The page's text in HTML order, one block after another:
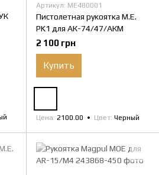
Артикул: ME480001
Пистолетная рукоятка M.E.
PK1 для АК-74/47/АКМ
2 100 грн
Купить
Цена 2100.00 Цвет Черный